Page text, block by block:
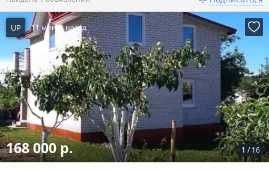
UP 11 минут назад
1 / 16
168 000 р.